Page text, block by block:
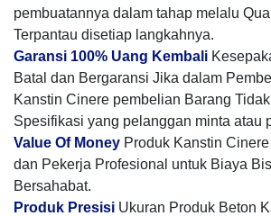
pembuatannya dalam tahap melalu
Terpantau disetiap langkahnya.
Garansi 100% Uang Kembali
Batal dan Bergaransi Jika dalam
Kanstin Cinere pembelian Barang
Spesifikasi yang pelanggan minta atau
Value Of Money Produk Kanstin
dan Pekerja Profesional untuk Biaya
Bersahabat.
Produk Presisi Ukuran Produk Beton